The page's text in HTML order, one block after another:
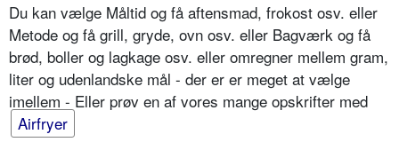
Du kan vælge Måltid og få aftensmad, frokost osv. eller
Metode og få grill, gryde, ovn osv. eller Bagværk og få
brød, boller og lagkage osv. eller omregner mellem gram,
liter og udenlandske mål - der er er meget at vælge
imellem - Eller prøv en af vores mange opskrifter med
Airfryer